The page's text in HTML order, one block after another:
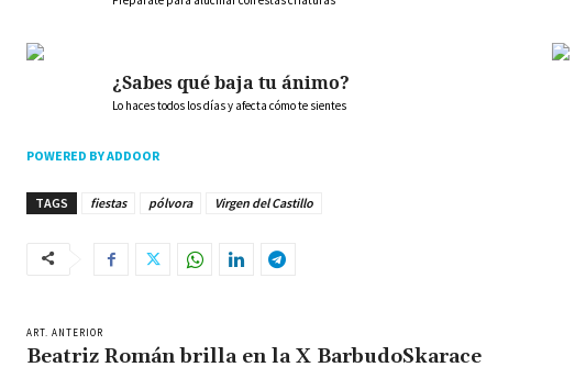
¿Sabes qué baja tu ánimo?
Lo haces todos los días y afecta cómo te sientes
POWERED BY ADDOOR
TAGS fiestas pólvora Virgen del Castillo
ART. ANTERIOR
Beatriz Román brilla en la X BarbudoSkarace